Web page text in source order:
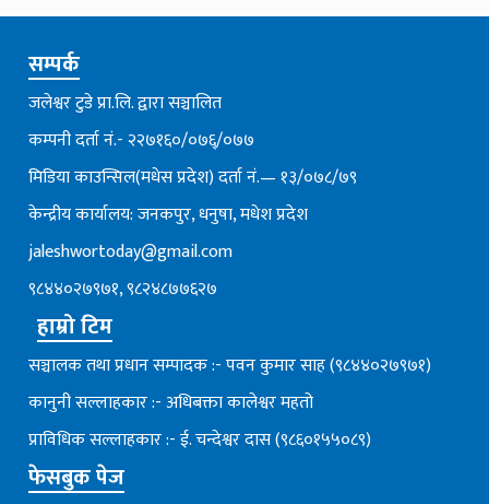
सम्पर्क
जलेश्वर टुडे प्रा.लि. द्वारा सञ्चालित
कम्पनी दर्ता नं.- २२७१६०/०७६्/०७७
मिडिया काउन्सिल(मधेस प्रदेश) दर्ता नं.— १३/०७८/७९
केन्द्रीय कार्यालय: जनकपुर, धनुषा, मधेश प्रदेश
jaleshwortoday@gmail.com
९८४४०२७९७१, ९८२४८७७६२७
हाम्रो टिम
सञ्चालक तथा प्रधान सम्पादक :- पवन कुमार साह (९८४४०२७९७१)
कानुनी सल्लाहकार :- अधिबक्ता कालेश्वर महतो
प्राविधिक सल्लाहकार :- ई. चन्देश्वर दास (९८६०१५५०८९)
फेसबुक पेज